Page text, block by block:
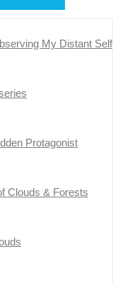
My Distant Self
Protagonist
Clouds & Forests